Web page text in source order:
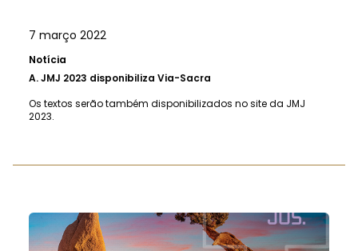
7 março 2022
Notícia
A.JMJ 2023 disponibiliza Via-Sacra
Os textos serão também disponibilizados no site da JMJ
2023.